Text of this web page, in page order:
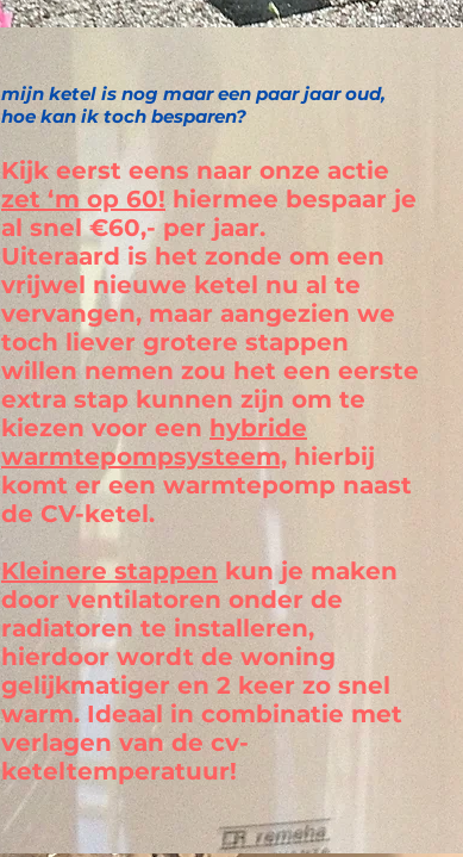
mijn ketel is nog maar een paar jaar oud,
hoe kan ik toch besparen?
Kijk eerst eens naar onze actie
zet ‘m op 60! hiermee bespaar je
al snel €60,- per jaar.
Uiteraard is het zonde om een
vrijwel nieuwe ketel nu al te
vervangen, maar aangezien we
toch liever grotere stappen
willen nemen zou het een eerste
extra stap kunnen zijn om te
kiezen voor een hybride
warmtepompsysteem, hierbij
komt er een warmtepomp naast
de CV-ketel.
Kleinere stappen kun je maken
door ventilatoren onder de
radiatoren te installeren,
hierdoor wordt de woning
gelijkmatiger en 2 keer zo snel
warm. Ideaal in combinatie met
verlagen van de cv-
keteltemperatuur!